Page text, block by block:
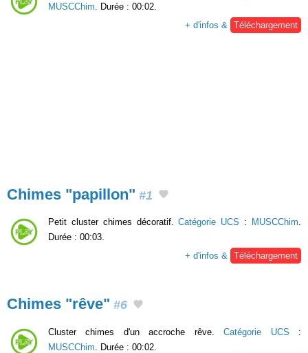
MUSCChim . Durée : 00:02.
+ d'infos &
Téléchargement
Chimes "papillon" #1
Petit cluster chimes décoratif.Catégorie UCS : MUSCChim.
Durée : 00:03.
+ d'infos & Téléchargement
Chimes "rêve" #6
Cluster chimes d'un accroche rêve.Catégorie UCS :
MUSCChim . Durée : 00:02.